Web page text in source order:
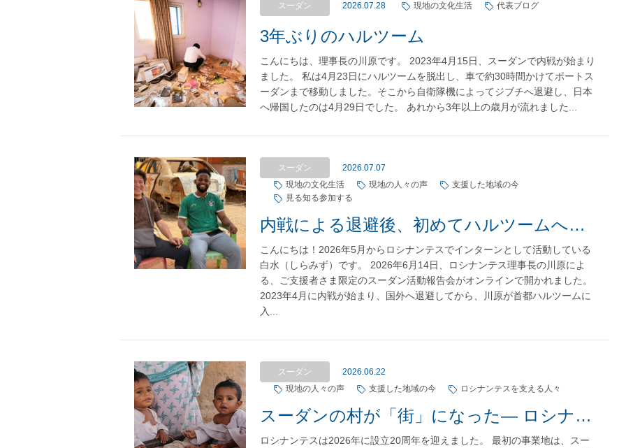
スーダン 2026.07.28 現地の文化生活 代表ブログ
3年ぶりのハルツーム
こんにちは、理事長の川原です。 2023年4月15日、スーダンで内戦が始まり
ました。 私は4月23日にハルツームを脱出し、車で約30時間かけてポートス
ーダンまで移動しました。そこから自衛隊機によってジブチへ退避し、日本
へ帰国したのは4月29日でした。 あれから3年以上の歳月が流れました...
スーダン
2026.07.07
現地の文化生活
現地の人々の声
支援した地域の今
見る知る参加する
内戦による退避後、初めてハルツームへ｜再び動き始めた医療と水の支援ー活動報告会レポート
こんにちは！2026年5月からロシナンテスでインターンとして活動している
白水（しらみず）です。 2026年6月14日、ロシナンテス理事長の川原によ
る、ご支援者さま限定のスーダン活動報告会がオンラインで開かれました。
2023年4月に内戦が始まり、国外へ退避してから、川原が首都ハルツームに
入...
スーダン
2026.06.22
現地の人々の声
支援した地域の今 ロシナンテスを支える人々
スーダンの村が「街」になった— ロシナンテスとあなたで創った20年 —
ロシナンテスは2026年に設立20周年を迎えました。 最初の事業地は、スー